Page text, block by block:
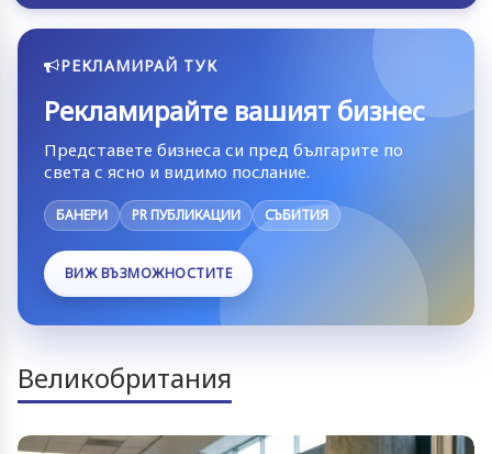
РЕКЛАМИРАЙ ТУК
Рекламирайте вашият бизнес
Представете бизнеса си пред българите по
света с ясно и видимо послание.
БАНЕРИ PR ПУБЛИКАЦИИ СЪБИТИЯ
ВИЖ ВЪЗМОЖНОСТИТЕ
Великобритания